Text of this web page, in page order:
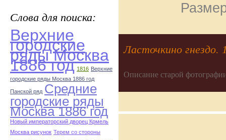
Слова для поиска:
Верхние
городские
ряды Москва
1886 год 1816 Верхние
городские ряды Москва 1886 год
Панской ряд Средние
городские ряды
Москва 1886 год
Новый императорский дворец Крмель
Москва рисунок Терем со стороны
Ласточкино гнездо.
Описание старой